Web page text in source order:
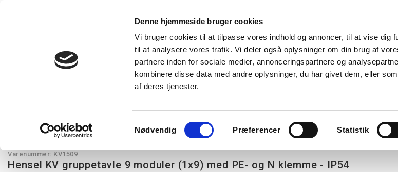
Denne hjemmeside bruger cookies
Vi bruger cookies til at tilpasse vores indhold og annoncer, til at vise dig
til at analysere vores trafik. Vi deler også oplysninger om din brug af
partnere inden for sociale medier, annonceringspartnere og
kombinere disse data med andre oplysninger, du har givet dem, eller
af deres tjenester.
Nødvendig Præferencer Statistik
Produkter Express levering Vidensbank Kurser Referencer
Varenummer: KV1509
Hensel KV gruppetavle 9 moduler (1x9) med PE- og N klemme - IP54